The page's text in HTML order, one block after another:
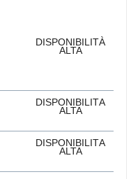
DISPONIBILITÀ
ALTA
DISPONIBILITÀ
ALTA
DISPONIBILITÀ
ALTA